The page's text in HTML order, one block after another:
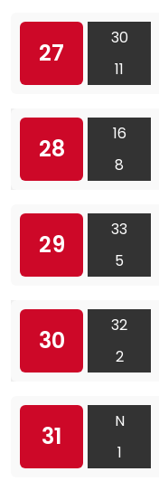
27
30
11
28
16
8
29
33
5
30
32
2
31
N
1